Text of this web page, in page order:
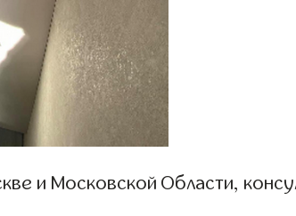
и Московской Области,